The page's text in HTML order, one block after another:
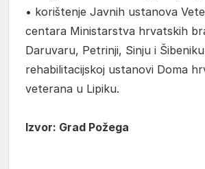
• korištenje Javnih ustanova
centara Ministarstva hrvatskih
Daruvaru, Petrinji, Sinju i
rehabilitacijskoj ustanovi Doma
veterana u Lipiku.
Izvor: Grad Požega